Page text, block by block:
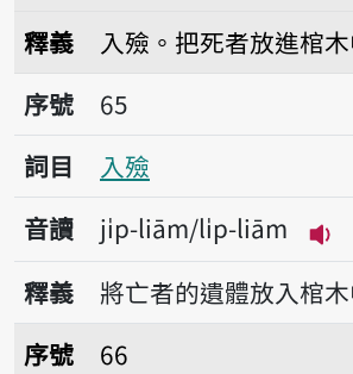
釋義
入殮。把死者放進棺木
序號65入殮
序號
65
詞目
入殮
音讀
ji̍p-liām/li̍p-liām
播
釋義
將亡者的遺體放入棺木
序號66入土
序號
66